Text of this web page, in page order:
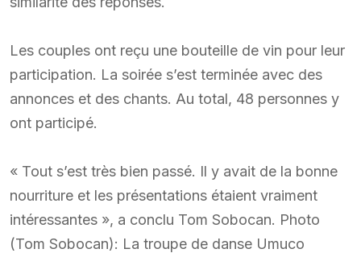
Les couples ont reçu une bouteille de vin pour leur
participation. La soirée s’est terminée avec des
annonces et des chants. Au total, 48 personnes y
ont participé.
« Tout s’est très bien passé. Il y avait de la bonne
nourriture et les présentations étaient vraiment
intéressantes », a conclu Tom Sobocan. Photo
(Tom Sobocan): La troupe de danse Umuco